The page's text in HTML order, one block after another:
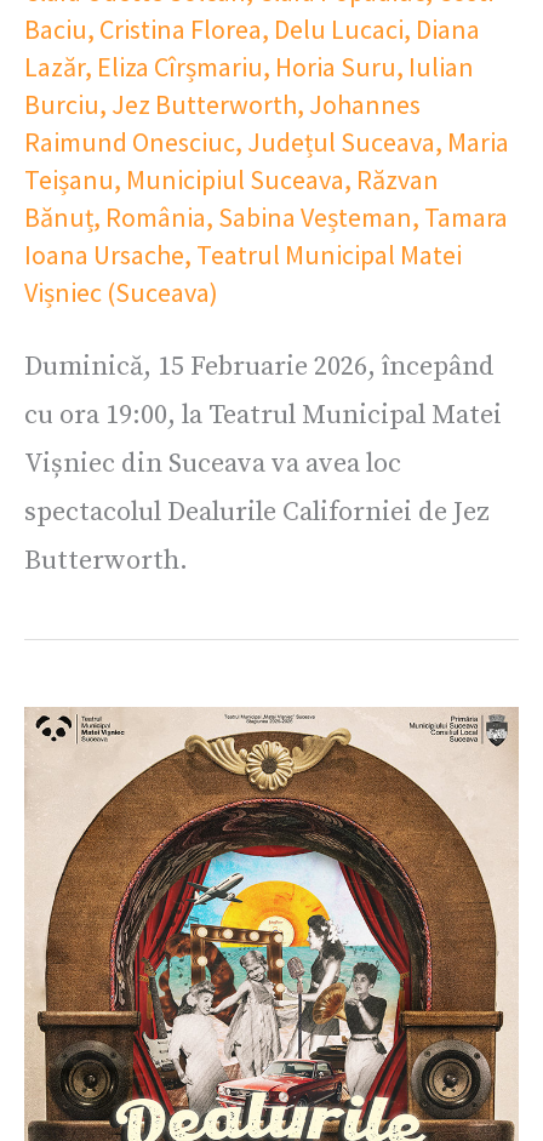
Baciu, Cristina Florea, Delu Lucaci, Diana
Lazăr, Eliza Cîrșmariu, Horia Suru, Iulian
Burciu, Jez Butterworth, Johannes
Raimund Onesciuc, Județul Suceava, Maria
Teișanu, Municipiul Suceava, Răzvan
Bănuț, România, Sabina Veșteman, Tamara
Ioana Ursache, Teatrul Municipal Matei
Vișniec (Suceava)
Duminică, 15 Februarie 2026, începând
cu ora 19:00, la Teatrul Municipal Matei
Vișniec din Suceava va avea loc
spectacolul Dealurile Californiei de Jez
Butterworth.